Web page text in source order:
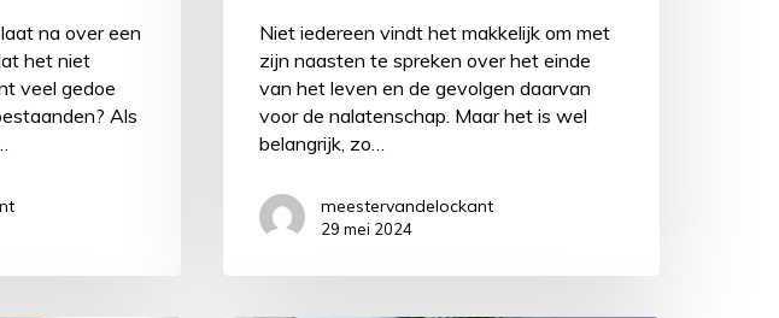
na over een
het niet
veel gedoe
Als
Niet iedereen vindt het makkelijk om met
zijn naasten te spreken over het einde
van het leven en de gevolgen daarvan
voor de nalatenschap. Maar het is wel
belangrijk, zo…
meestervandelockant
29 mei 2024